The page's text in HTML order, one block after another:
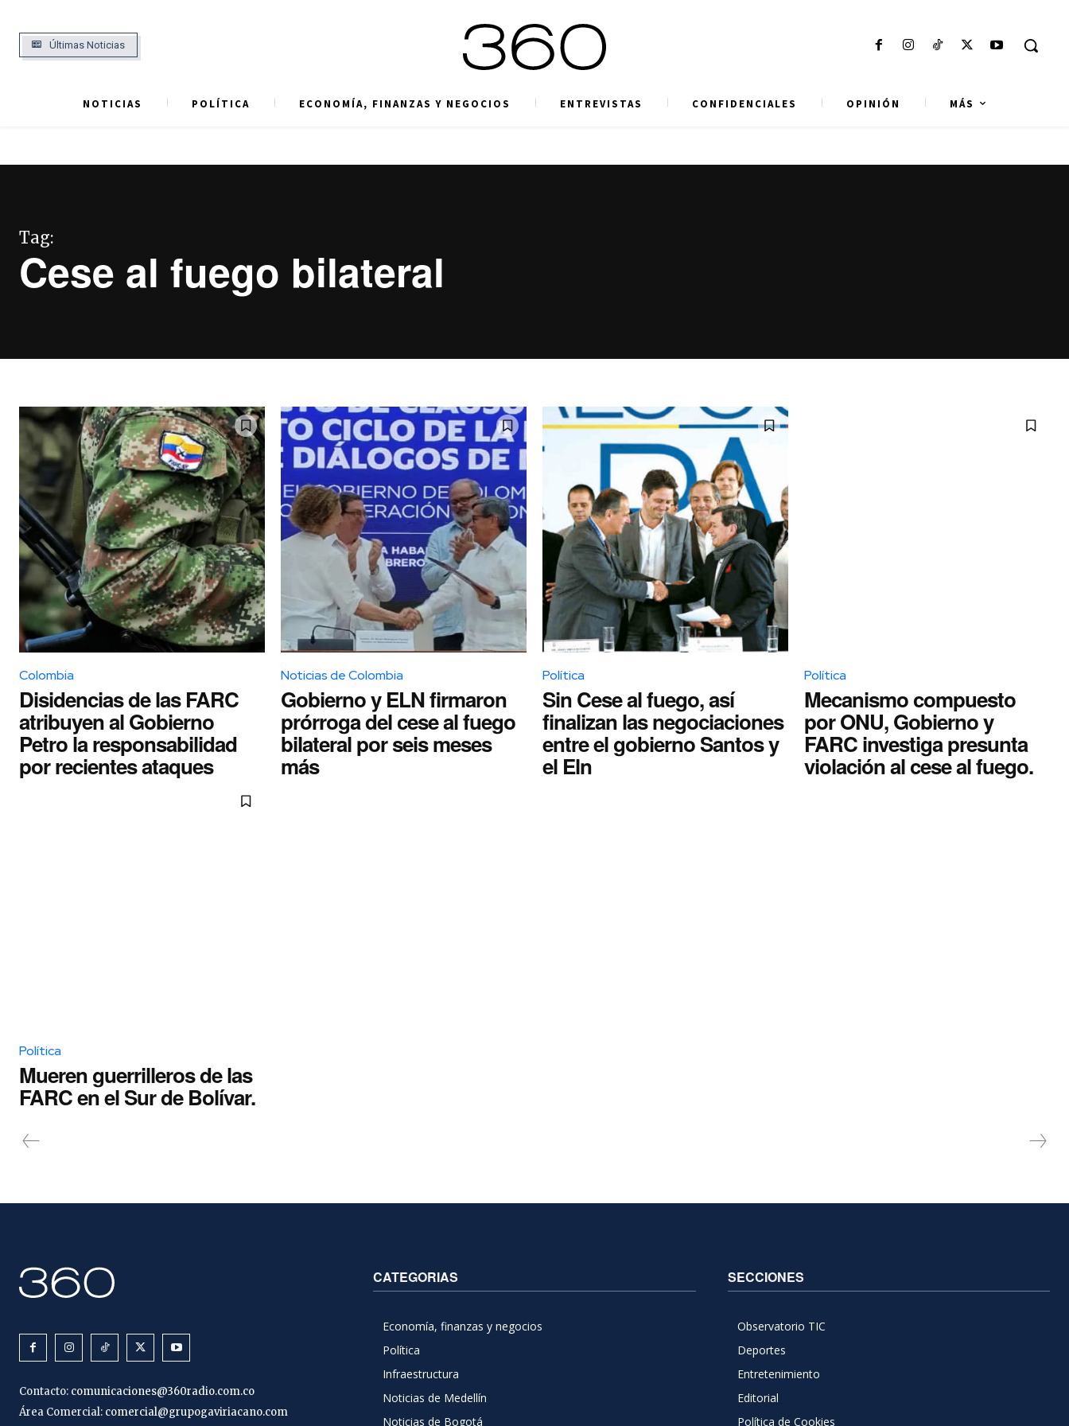
Últimas Noticias
NOTICIAS POLÍTICA ECONOMÍA, FINANZAS Y NEGOCIOS ENTREVISTAS CONFIDENCIALES OPINIÓN MÁS
Tag:
Cese al fuego bilateral
Colombia
Disidencias de las FARC
atribuyen al Gobierno
Petro la responsabilidad
por recientes ataques
Noticias de Colombia
Gobierno y ELN firmaron
prórroga del cese al fuego
bilateral por seis meses
más
Política
Sin Cese al fuego, así
finalizan las negociaciones
entre el gobierno Santos y
el Eln
Política
Mecanismo compuesto
por ONU, Gobierno y
FARC investiga presunta
violación al cese al fuego.
Política
Mueren guerrilleros de las
FARC en el Sur de Bolívar.
Contacto: comunicaciones@360radio.com.co
Área Comercial: comercial@grupogaviriacano.com
CATEGORIAS
Economía, finanzas y negocios
Política
Infraestructura
Noticias de Medellín
Noticias de Bogotá
SECCIONES
Observatorio TIC
Deportes
Entretenimiento
Editorial
Política de Cookies